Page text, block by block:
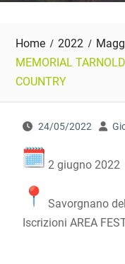
Home 2022
MEMORIAL
COUNTRY
24/05/2022
2 giugno 2022
Savorgnano
Iscrizioni AREA